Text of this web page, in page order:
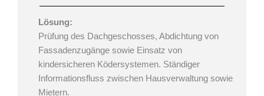
Lösung:
Prüfung des Dachgeschosses, Abdichtung von
Fassadenzugänge sowie Einsatz von
kindersicheren Ködersystemen. Ständiger
Informationsfluss zwischen Hausverwaltung sowie
Mietern.